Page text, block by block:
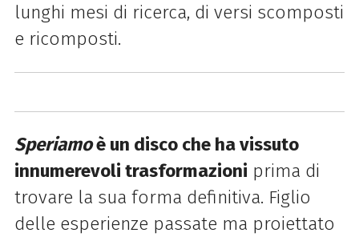
lunghi mesi di ricerca, di versi scomposti
e ricomposti.
Speriamoè un disco che ha vissuto
innumerevoli trasformazioni prima di
trovare la sua forma definitiva. Figlio
delle esperienze passate ma proiettato